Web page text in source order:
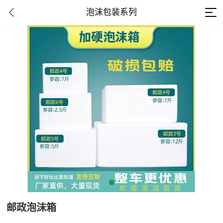
泡沫包装系列
邮政泡沫箱